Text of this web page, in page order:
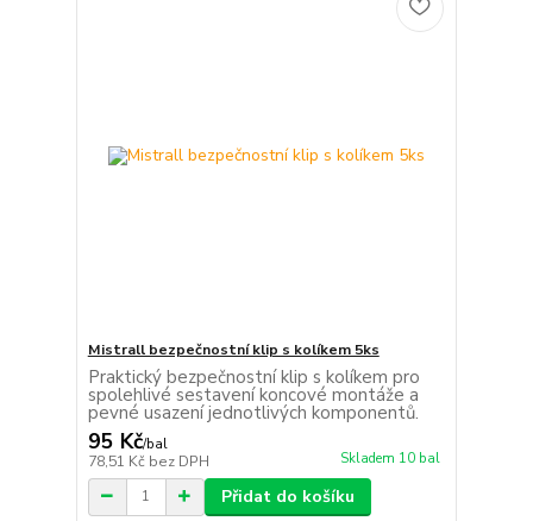
Mistrall bezpečnostní klip s kolíkem 5ks
Praktický bezpečnostní klip s kolíkem pro
spolehlivé sestavení koncové montáže a
pevné usazení jednotlivých komponentů.
95 Kč/bal
78,51 Kč bez DPH Skladem 10 bal
Přidat do košíku